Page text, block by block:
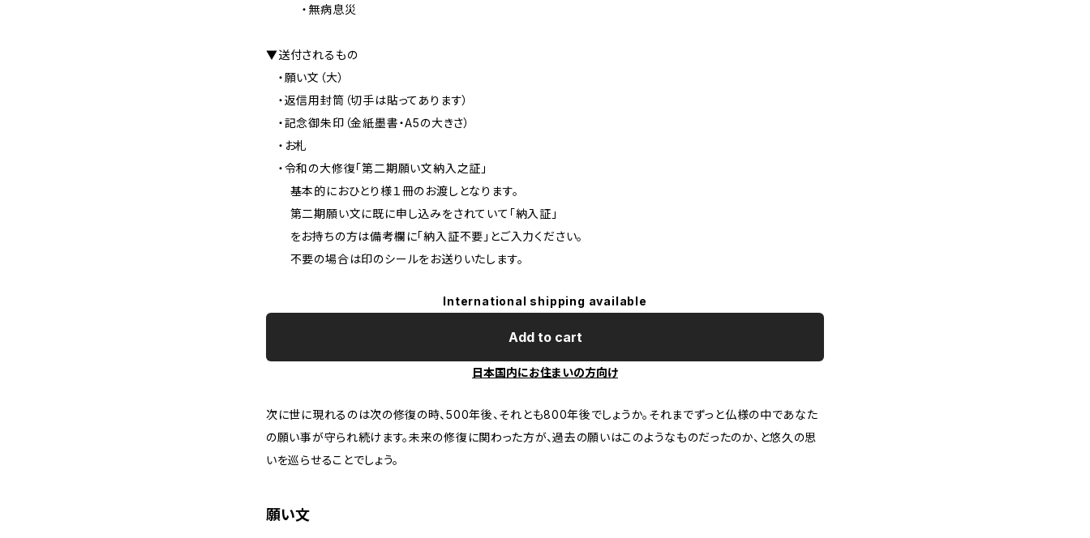
・無病息災
▼送付されるもの
・願い文（大）
・返信用封筒（切手は貼ってあります）
・記念御朱印（金紙墨書・A5の大きさ）
・お札
・令和の大修復「第二期願い文納入之証」
基本的におひとり様１冊のお渡しとなります。
第二期願い文に既に申し込みをされていて「納入証」
をお持ちの方は備考欄に「納入証不要」とご入力ください。
不要の場合は印のシールをお送りいたします。
International shipping available
Add to cart
日本国内にお住まいの方向け
次に世に現れるのは次の修復の時、500年後、それとも800年後でしょうか。それまでずっと仏様の中であなた
の願い事が守られ続けます。未来の修復に関わった方が、過去の願いはこのようなものだったのか、と悠久の思
いを巡らせることでしょう。
願い文